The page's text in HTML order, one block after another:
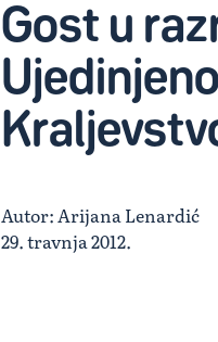
Gost u
Ujedinjeno
Autor: Arijana Lenardić
29. travnja 2012.